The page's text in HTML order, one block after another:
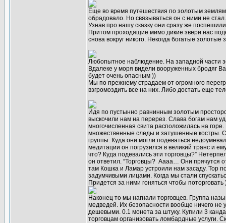
Еще во время путешествия по золотым
обрадовало. Но связываться он с ними не
Узнав про нашу сказку они сразу же
Притом проходящие мимо дикие звери нас
снова вокруг никого. Некогда богатые
Любопытное наблюдение. На западной части
Вдалеке у моря видели вооруженных бродяг
будет очень опасным ))
Мы по прежнему страдаем от огромного
взгромоздить все на них. Либо достать еще
Идя по пустынно равнинным золотым
выскочили нам на перерез. Слава богам нам
многочисленная свита расположилась на
множественные следы и затушенные костры.
группы. Куда они могли подеваться
медитации он погрузился в великий транс и
что? Куда подевались эти торговцы?”
он ответил. “Торговцы? Аааа… Они прячутся
там Кошка и Ламар устроили нам засаду. Тор
задумчивыми лицами. Когда мы стали
Придется за ними гоняться чтобы поторговать
Наконец то мы нагнали торговцев. Группа
медведей. Их безопасности вообще ничего не
дешевыми. 0.1 монета за штуку. Купили 3
торговцам организовать ломбардные услуги.